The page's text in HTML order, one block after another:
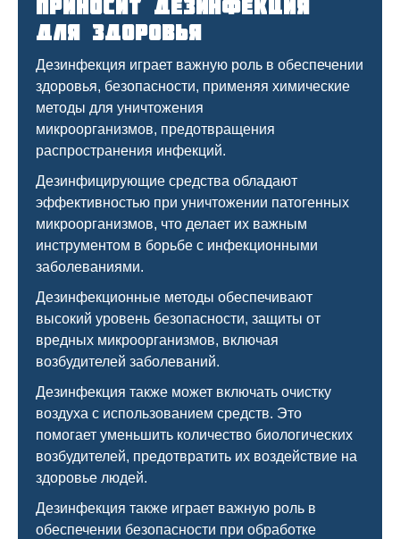
приносит дезинфекция
для здоровья
Дезинфекция играет важную роль в обеспечении
здоровья, безопасности, применяя химические
методы для уничтожения
микроорганизмов, предотвращения
распространения инфекций.
Дезинфицирующие средства обладают
эффективностью при уничтожении патогенных
микроорганизмов, что делает их важным
инструментом в борьбе с инфекционными
заболеваниями.
Дезинфекционные методы обеспечивают
высокий уровень безопасности, защиты от
вредных микроорганизмов, включая
возбудителей заболеваний.
Дезинфекция также может включать очистку
воздуха с использованием средств. Это
помогает уменьшить количество биологических
возбудителей, предотвратить их воздействие на
здоровье людей.
Дезинфекция также играет важную роль в
обеспечении безопасности при обработке